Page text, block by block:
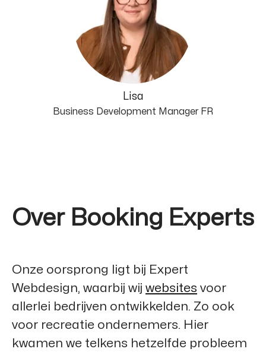
Lisa
Business Development Manager FR
Over Booking Experts
Onze oorsprong ligt bij Expert
Webdesign, waarbij wij websites voor
allerlei bedrijven ontwikkelden. Zo ook
voor recreatie ondernemers. Hier
kwamen we telkens hetzelfde probleem